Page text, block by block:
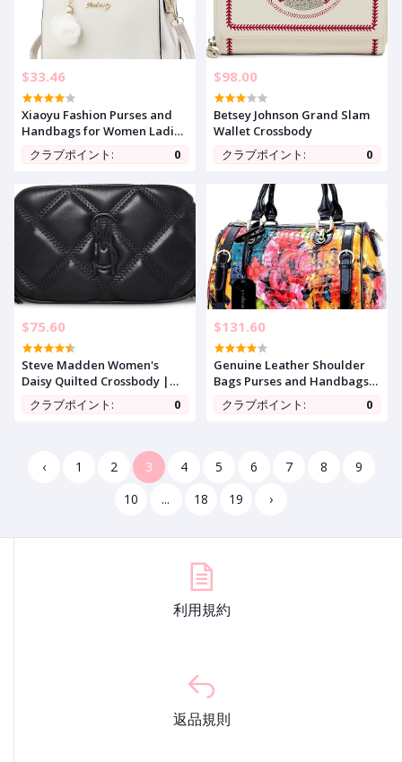
$33.46
Xiaoyu Fashion Purses and
Handbags for Women Ladies
Small Crossbody bag Top
Handle Satchel Shoulder
クラブポイント: 0
$98.00
Betsey Johnson Grand Slam
Wallet Crossbody
クラブポイント:
0
$75.60
Steve Madden Women's
Daisy Quilted Crossbody |
Quilted
クラブポイント: 0
$131.60
Genuine Leather Shoulder
Bags Purses and Handbags
for Women Satchel Designer
Cross Body Hobo Medium
and Purses, Luxury Tote Bag,
クラブポイント: 0
‹ 1 2 3 4 5 6 7 8
9
10
... 18 19 ›
利用規約
返品規則